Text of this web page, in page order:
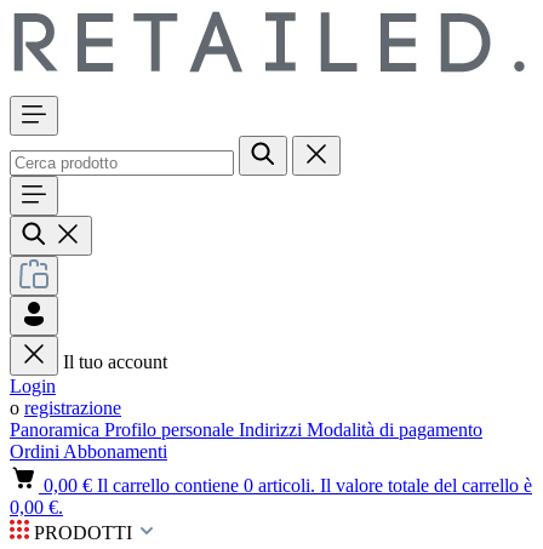
Il tuo account
Login
o registrazione
Panoramica Profilo personale Indirizzi Modalità di pagamento
Ordini Abbonamenti
0,00 € Il carrello contiene 0 articoli. Il valore totale del carrello è
0,00 €.
PRODOTTI